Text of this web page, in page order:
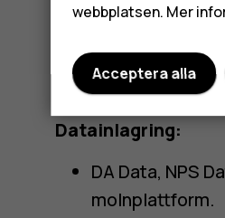
produkten och
Datainlagring:
DA Data, NPS
molnplattform.
webbplatsen. Mer
Acceptera alla